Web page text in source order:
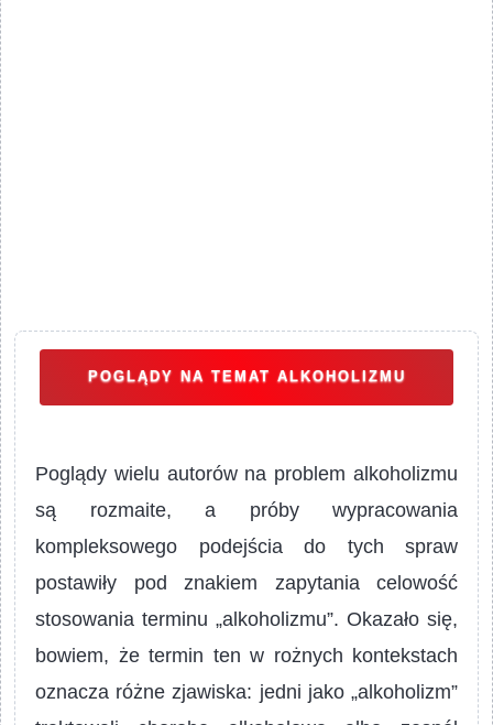
POGLĄDY NA TEMAT ALKOHOLIZMU
Poglądy wielu autorów na problem alkoholizmu
są rozmaite, a próby wypracowania
kompleksowego podejścia do tych spraw
postawiły pod znakiem zapytania celowość
stosowania terminu „alkoholizmu”. Okazało się,
bowiem, że termin ten w rożnych kontekstach
oznacza różne zjawiska: jedni jako „alkoholizm”